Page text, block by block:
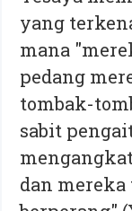
yang
mana
pedang
tombak-
sabit
dan